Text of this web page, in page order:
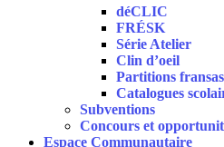
déCLIC
FRÉSK
Série Atelier
Clin d’oeil
Partitions
Catalogues
Subventions
Concours et
Espace Communautaire